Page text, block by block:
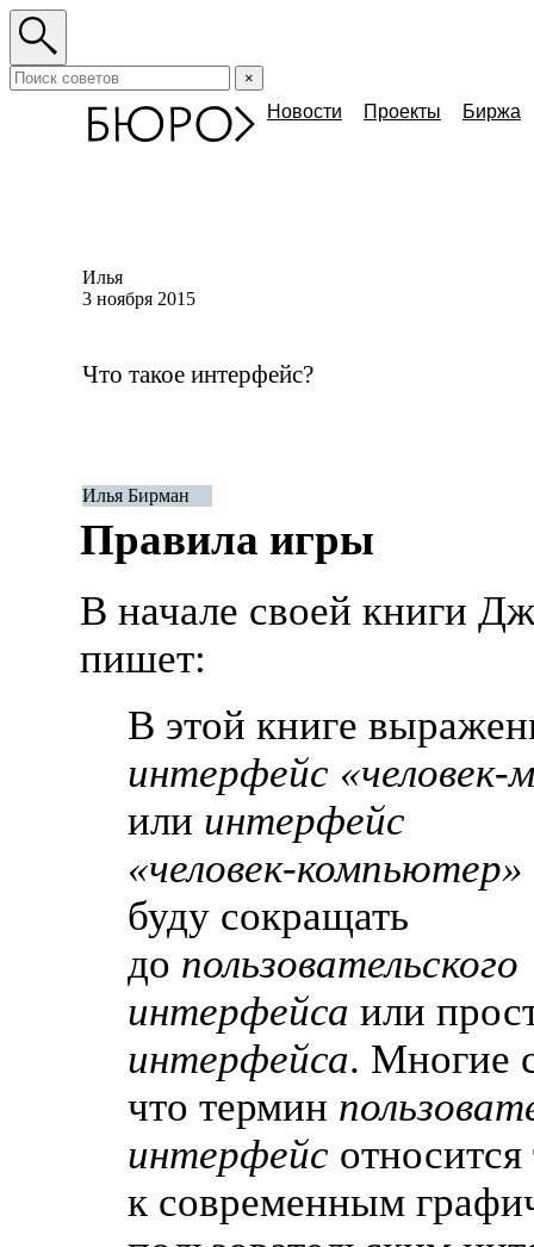
×
Новости Проекты Биржа
Илья
3 ноября 2015
Что такое интерфейс?
Илья Бирман
Правила игры
В начале своей книги
пишет:
В этой книге
интерфейс «
или интерфейс
«человек-компьютер»
буду сокращать
до пользовательского
интерфейса или
интерфейса. Многие
что термин
интерфейс относится
к современным